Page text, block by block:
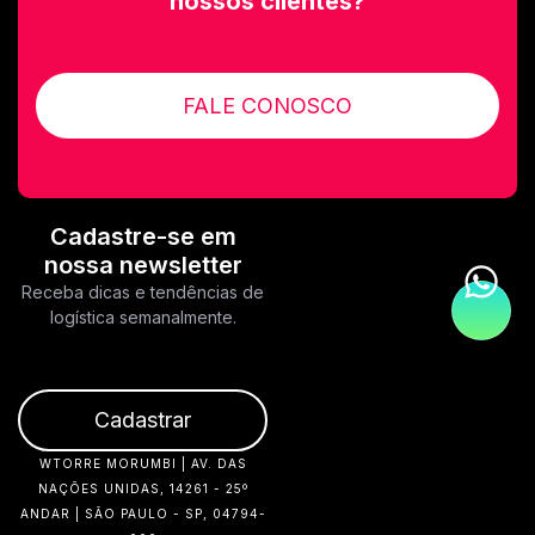
FALE CONOSCO
WTORRE MORUMBI | AV. DAS
NAÇÕES UNIDAS, 14261 - 25º
ANDAR | SÃO PAULO - SP, 04794-
Cadastre-se em
nossa newsletter
Receba dicas e tendências de
logística semanalmente.
Cadastrar